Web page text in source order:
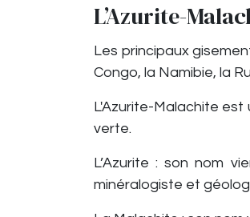
L’Azurite-
Les principaux
Congo, la Namibie, la
L'Azurite-Malachite est
verte.
L’Azurite : son nom
minéralogiste et